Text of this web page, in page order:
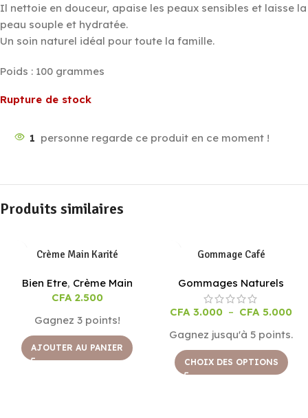
Il nettoie en douceur, apaise les peaux sensibles et laisse la
peau souple et hydratée.
Un soin naturel idéal pour toute la famille.
Poids : 100 grammes
Rupture de stock
1 personne regarde ce produit en ce moment !
Produits similaires
Crème Main Karité
Bien Etre, Crème Main
CFA2.500
Gagnez 3 points!
AJOUTER AU PANIER
Gommage Café
Gommages Naturels
CFA3.000 – CFA5.000
Gagnez jusqu'à 5 points.
CHOIX DES OPTIONS